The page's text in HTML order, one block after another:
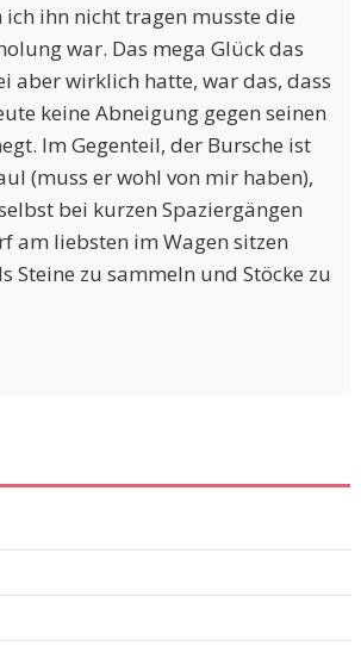
ich ihn nicht tragen musste die
war. Das mega Glück das
aber wirklich hatte, war das, dass
keine Abneigung gegen seinen
Im Gegenteil, der Bursche ist
(muss er wohl von mir haben),
bei kurzen Spaziergängen
am liebsten im Wagen sitzen
Steine zu sammeln und Stöcke zu